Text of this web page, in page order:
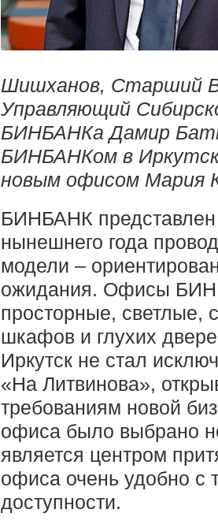
Шишханов, Старший
Управляющий
БИНБАНКа Дамир
БИНБАНКом в
новым офисом Мария
БИНБАНК представлен
нынешнего года
модели –
ожидания. Офисы
просторные, светлые,
шкафов и глухих
Иркутск не стал
«На Литвинова»,
требованиям новой
офиса было выбрано
является центром
офиса очень удобно с
доступности.